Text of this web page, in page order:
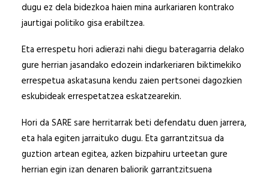
dugu ez dela bidezkoa haien mina aurkariaren kontrako
jaurtigai politiko gisa erabiltzea.
Eta errespetu hori adierazi nahi diegu bateragarria delako
gure herrian jasandako edozein indarkeriaren biktimekiko
errespetua askatasuna kendu zaien pertsonei dagozkien
eskubideak errespetatzea eskatzearekin.
Hori da SARE sare herritarrak beti defendatu duen jarrera,
eta hala egiten jarraituko dugu. Eta garrantzitsua da
guztion artean egitea, azken bizpahiru urteetan gure
herrian egin izan denaren baliorik garrantzitsuena